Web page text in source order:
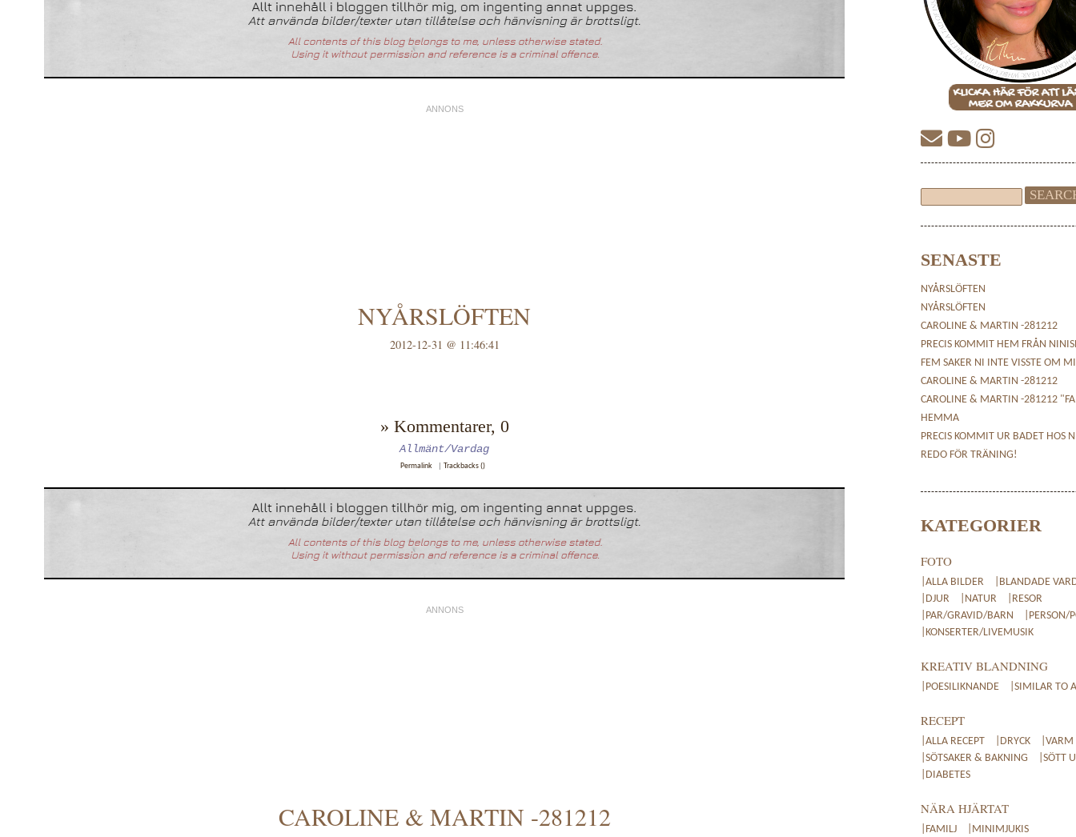
NYÅRSLÖFTEN
2012-12-31 @ 11:46:41
» Kommentarer, 0
Allmänt/Vardag
Permalink Trackbacks ()
CAROLINE & MARTIN -281212
SENASTE
NYÅRSLÖFTEN
NYÅRSLÖFTEN
CAROLINE & MARTIN -281212
PRECIS KOMMIT HEM FRÅN
FEM SAKER NI INTE VISSTE OM
CAROLINE & MARTIN -281212
CAROLINE & MARTIN -281212
HEMMA
PRECIS KOMMIT UR BADET HOS
REDO FÖR TRÄNING!
KATEGORIER
FOTO
|ALLA BILDER
|BLANDADE
|DJUR
|NATUR
|RESOR
|PAR/GRAVID/BARN
|PERSON/
|KONSERTER/LIVEMUSIK
KREATIV BLANDNING
|POESILIKNANDE |SIMILAR TO
RECEPT
|ALLA RECEPT |DRYCK
|SÖTSAKER & BAKNING
|SÖTT
|DIABETES
NÄRA HJÄRTAT
|FAMILJ
|MINIMJUKIS